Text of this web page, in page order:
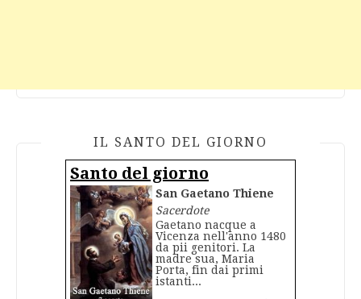
IL SANTO DEL GIORNO
Santo del giorno
San Gaetano Thiene
Sacerdote
Gaetano nacque a
Vicenza nell'anno 1480
da pii genitori. La
madre sua, Maria
Porta, fin dai primi
istanti...